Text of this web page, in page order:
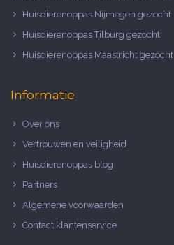
Huisdierenoppas Nijmegen gezocht
Huisdierenoppas Tilburg gezocht
Huisdierenoppas Maastricht gezocht
Informatie
Over ons
Vertrouwen en veiligheid
Huisdierenoppas blog
Partners
Algemene voorwaarden
Contact klantenservice